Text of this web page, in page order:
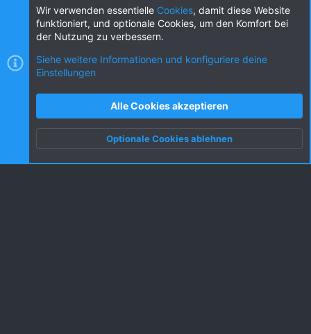
Diese Seite teilen
Nutzungsbedingungen
Datenschutz
S
Oben Unten
Wir verwenden essentielle Cookies, damit diese Website
funktioniert, und optionale Cookies, um den Komfort bei
der Nutzung zu verbessern.
Siehe weitere Informationen und konfiguriere deine
Einstellungen
Alle Cookies akzeptieren
Optionale Cookies ablehnen